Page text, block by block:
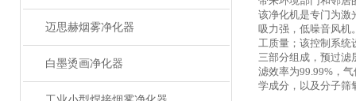
迈思赫烟雾净化器
白墨烫画净化器
该净化机是专门为激
吸力强，低噪音风机
工质量；该控制系统
三部分组成，预过滤
滤效率为99.99%，
学成分，以及分子筛